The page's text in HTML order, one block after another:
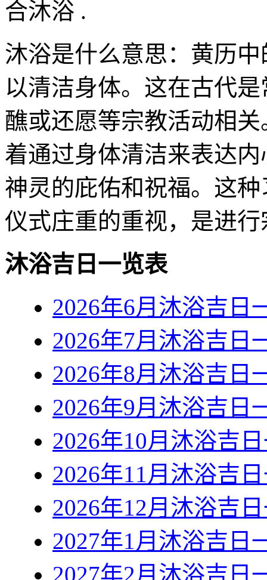
合沐浴 .
沐浴是什么意思：黄历
以清洁身体。这在古代
醮或还愿等宗教活动相
着通过身体清洁来表达
神灵的庇佑和祝福。这
仪式庄重的重视，是进
沐浴吉日一览表
2026年6月沐浴吉日
2026年7月沐浴吉日
2026年8月沐浴吉日
2026年9月沐浴吉日
2026年10月沐浴吉
2026年11月沐浴吉
2026年12月沐浴吉
2027年1月沐浴吉日
2027年2月沐浴吉日